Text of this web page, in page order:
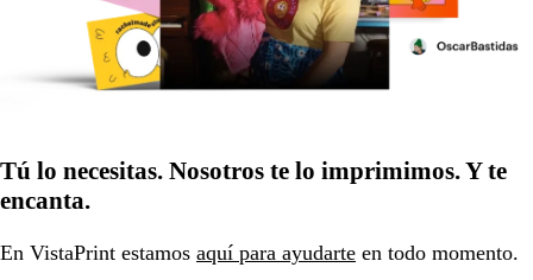
Tú lo necesitas. Nosotros te lo imprimimos. Y te
encanta.
En VistaPrint estamos aquí para ayudarte en todo momento.